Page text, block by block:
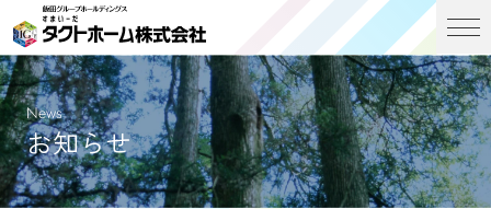
News
お知らせ